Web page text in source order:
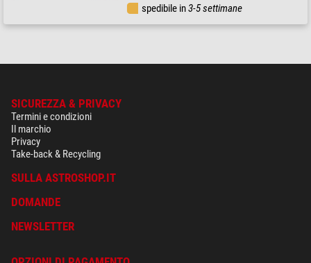
spedibile in3-5 settimane
SICUREZZA & PRIVACY
Termini e condizioni
Il marchio
Privacy
Take-back & Recycling
SULLA ASTROSHOP.IT
DOMANDE
NEWSLETTER